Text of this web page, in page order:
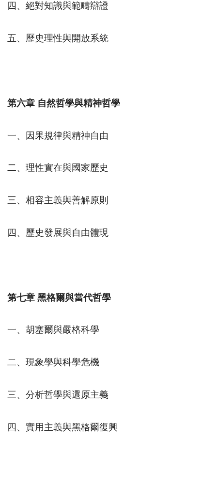
四、絕對知識與範疇辯證
五、歷史理性與開放系統
第六章 自然哲學與精神哲學
一、因果規律與精神自由
二、理性實在與國家歷史
三、相容主義與善解原則
四、歷史發展與自由體現
第七章 黑格爾與當代哲學
一、胡塞爾與嚴格科學
二、現象學與科學危機
三、分析哲學與還原主義
四、實用主義與黑格爾復興